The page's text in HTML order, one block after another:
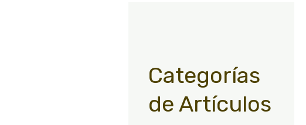
Categorías
de Artículos